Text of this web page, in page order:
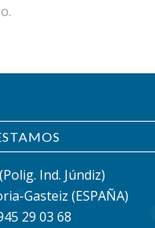
Ind. Júndiz)
Gasteiz (ESPAÑA)
29 03 68